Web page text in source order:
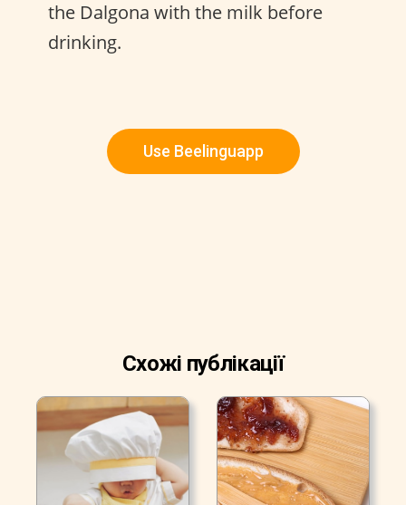
the Dalgona with the milk before
drinking.
Use Beelinguapp
Схожі публікації